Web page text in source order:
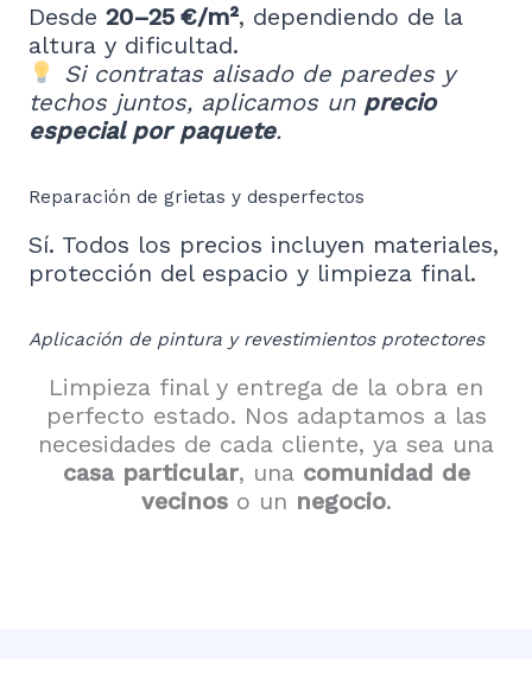
Desde 20–25 €/m², dependiendo de la
altura y dificultad.
Si contratas alisado de paredes y
techos juntos, aplicamos un precio
especial por paquete.
Reparación de grietas y desperfectos
Sí. Todos los precios incluyen materiales,
protección del espacio y limpieza final.
Aplicación de pintura y revestimientos protectores
Limpieza final y entrega de la obra en
perfecto estado. Nos adaptamos a las
necesidades de cada cliente, ya sea una
casa particular, una comunidad de
vecinoso un negocio.